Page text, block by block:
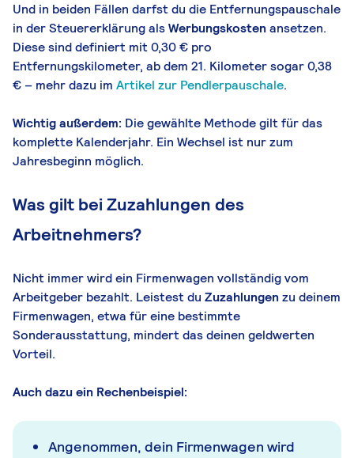
Und in beiden Fällen darfst du die Entfernungspauschale
in der Steuererklärung alsWerbungskostenansetzen.
Diese sind definiert mit 0,30 € pro
Entfernungskilometer, ab dem 21. Kilometer sogar 0,38
€ – mehr dazu im Artikel zur Pendlerpauschale.
Wichtig außerdem: Die gewählte Methode gilt für das
komplette Kalenderjahr. Ein Wechsel ist nur zum
Jahresbeginn möglich.
Was gilt bei Zuzahlungen des
Arbeitnehmers?
Nicht immer wird ein Firmenwagen vollständig vom
Arbeitgeber bezahlt. Leistest du Zuzahlungenzu deinem
Firmenwagen, etwa für eine bestimmte
Sonderausstattung, mindert das deinen geldwerten
Vorteil.
Auch dazu ein Rechenbeispiel:
Angenommen, dein Firmenwagen wird